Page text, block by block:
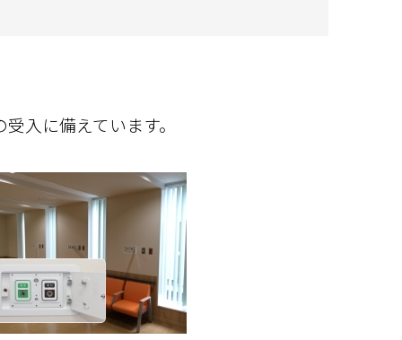
入に備えています。